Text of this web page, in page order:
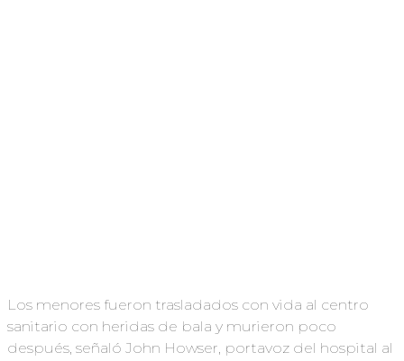
Los menores fueron trasladados con vida al centro
sanitario con heridas de bala y murieron poco
después, señaló John Howser, portavoz del hospital al